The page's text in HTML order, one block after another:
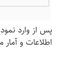
پس از وارد
اطلاعات و